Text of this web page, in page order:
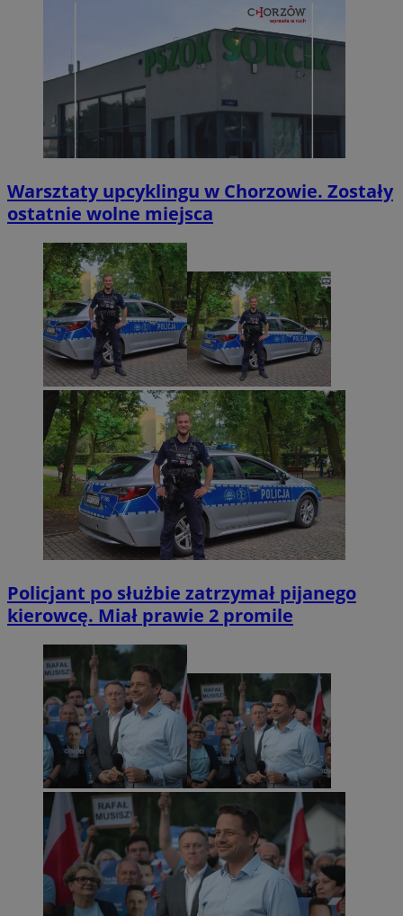
Warsztaty upcyklingu w Chorzowie. Zostały
ostatnie wolne miejsca
Policjant po służbie zatrzymał pijanego
kierowcę. Miał prawie 2 promile